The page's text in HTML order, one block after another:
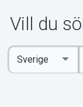
Vill du
Ange
sökord
Select
Country